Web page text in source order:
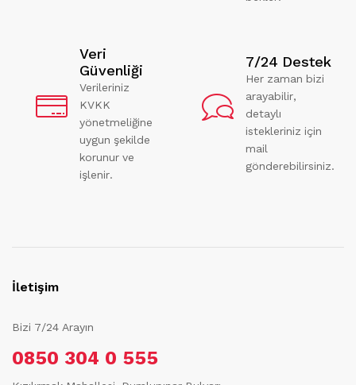
Veri
Güvenliği
Verileriniz
KVKK
yönetmeliğine
uygun şekilde
korunur ve
işlenir.
7/24 Destek
Her zaman bizi
arayabilir,
detaylı
istekleriniz için
mail
gönderebilirsiniz.
İletişim
Bizi 7/24 Arayın
0850 304 0 555